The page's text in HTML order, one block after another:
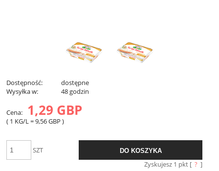
Dostępność:
dostępne
Wysyłka w:
48 godzin
Cena: 1,29 GBP
( 1 KG/L=9,56 GBP )
SZT DO KOSZYKA
Zyskujesz 1 pkt [ ? ]